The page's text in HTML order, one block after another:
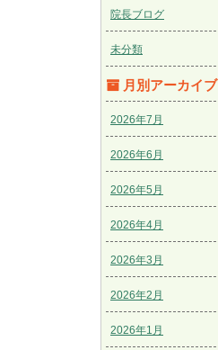
院長ブログ
未分類
月別アーカイブ
2026年7月
2026年6月
2026年5月
2026年4月
2026年3月
2026年2月
2026年1月